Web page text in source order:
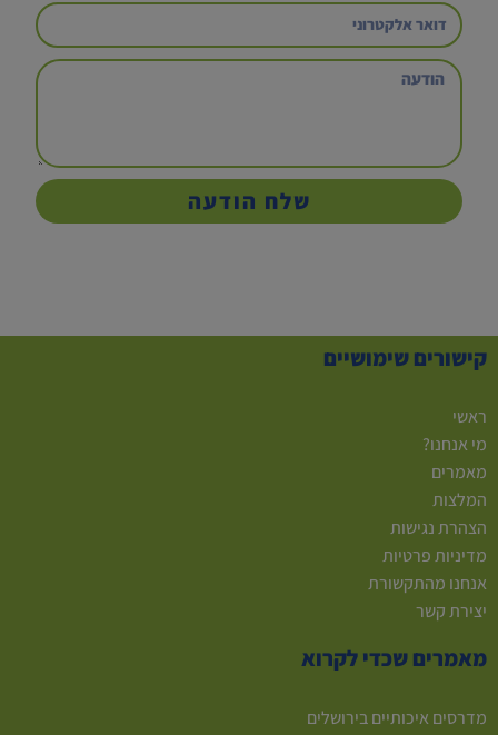
שלח הודעה
קישורים שימושיים
ראשי
מי אנחנו?
מאמרים
המלצות
הצהרת נגישות
מדיניות פרטיות
אנחנו מהתקשורת
יצירת קשר
מאמרים שכדי לקרוא
מדרסים איכותיים בירושלים